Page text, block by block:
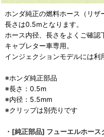
ホンダ純正の燃料ホース（リザ
長さは0.5mとなります。
ホース内径、長さをよくご確認
キャブレター車専用。
インジェクションモデルには利
※ホンダ純正部品
※長さ：0.5m
※内径：5.5mm
※クリップは別売りです
・[純正部品] フューエルホー